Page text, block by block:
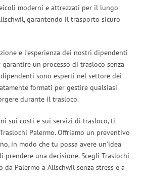
moderni e attrezzati per il lungo
garantendo il trasporto sicuro
e l’esperienza dei nostri dipendenti
un processo di trasloco senza
sono esperti nel settore dei
formati per gestire qualsiasi
durante il trasloco.
sui costi e sui servizi di trasloco, ti
Palermo. Offriamo un preventivo
in modo che tu possa avere un’idea
prendere una decisione. Scegli Traslochi
da Palermo a Allschwil senza stress e a